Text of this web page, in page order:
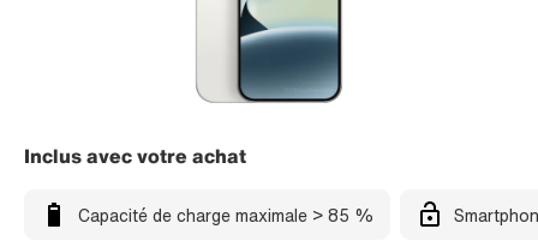
Inclus avec votre achat
Capacité de charge maximale > 85 %